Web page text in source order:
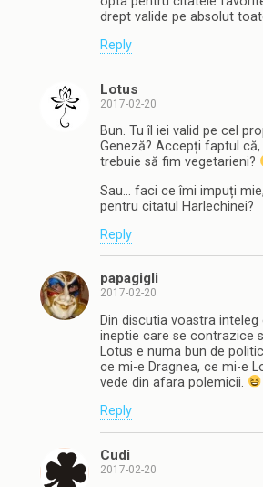
drept valide pe absolut
Reply
Lotus
2017-02-20
Bun. Tu îl iei valid pe cel
Geneză? Accepți faptul că,
trebuie să fim vegetarieni?
Sau… faci ce îmi impuți
pentru citatul Harlechinei?
Reply
papagigli
2017-02-20
Din discutia voastra inteleg
ineptie care se contrazice
Lotus e numa bun de
ce mi-e Dragnea, ce mi-e
vede din afara polemicii.
Reply
Cudi
2017-02-20